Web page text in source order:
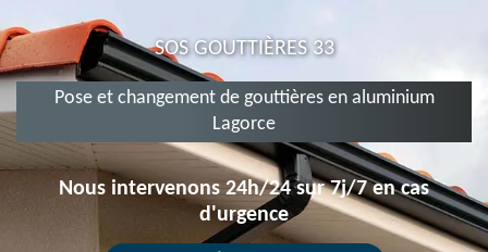
SOS GOUTTIÈRES 33
Pose et changement de gouttières en aluminium
Lagorce
Nous intervenons 24h/24 sur 7j/7 en cas
d'urgence